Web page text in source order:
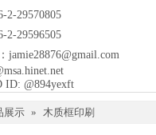
2-29570805
2-29596505
jamie28876@gmail.com
ID: @894yexft
展示 » 木质框印刷